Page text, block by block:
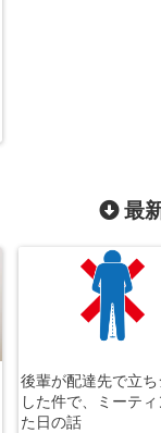
最
後輩が配達先で立
した件で、ミーテ
た日の話